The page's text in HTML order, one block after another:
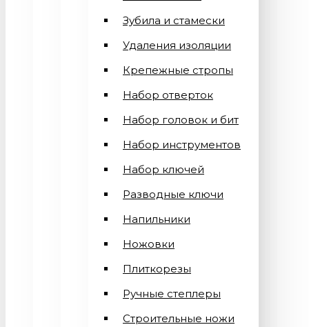
Зубила и стамески
Удаления изоляции
Крепежные стропы
Набор отверток
Набор головок и бит
Набор инструментов
Набор ключей
Разводные ключи
Напильники
Ножовки
Плиткорезы
Ручные степлеры
Строительные ножи